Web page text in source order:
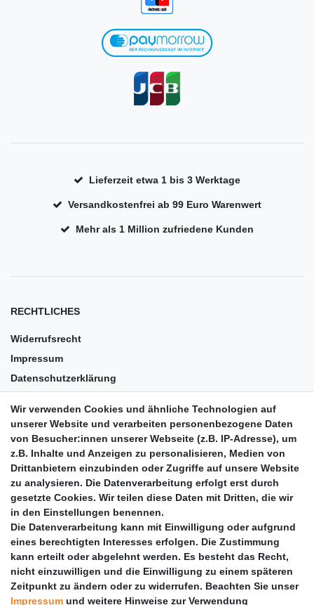
Lieferzeit etwa 1 bis 3 Werktage
Versandkostenfrei ab 99 Euro Warenwert
Mehr als 1 Million zufriedene Kunden
RECHTLICHES
Widerrufsrecht
Impressum
Datenschutzerklärung
Barrierefreiheit
Anleitungen
Vertrag widerrufen
PARTNER
DHL
GLS
PaketPLUS
Wir verwenden Cookies und ähnliche Technologien auf
unserer Website und verarbeiten personenbezogene Daten
von Besucher:innen unserer Webseite (z.B. IP-Adresse), um
z.B. Inhalte und Anzeigen zu personalisieren, Medien von
Drittanbietern einzubinden oder Zugriffe auf unsere Website
zu analysieren. Die Datenverarbeitung erfolgt erst durch
gesetzte Cookies. Wir teilen diese Daten mit Dritten, die wir
in den Einstellungen benennen.
Die Datenverarbeitung kann mit Einwilligung oder aufgrund
eines berechtigten Interesses erfolgen. Die Zustimmung
kann erteilt oder abgelehnt werden. Es besteht das Recht,
nicht einzuwilligen und die Einwilligung zu einem späteren
Zeitpunkt zu ändern oder zu widerrufen. Beachten Sie unser
Impressum und weitere Hinweise zur Verwendung